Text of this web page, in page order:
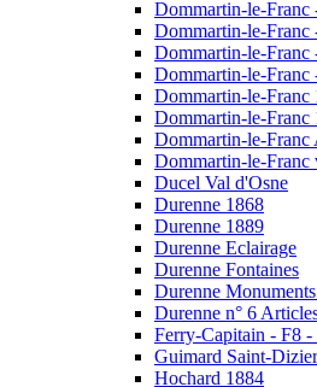
Dommartin-le-Franc
Dommartin-le-Franc
Dommartin-le-Franc
Dommartin-le-Franc
Dommartin-le-Franc
Dommartin-le-Franc
Dommartin-le-Franc
Dommartin-le-Franc
Ducel Val d'Osne
Durenne 1868
Durenne 1889
Durenne Eclairage
Durenne Fontaines
Durenne
Durenne n° 6
Ferry-Capitain - F8 -
Guimard Saint-Dizier
Hochard 1884